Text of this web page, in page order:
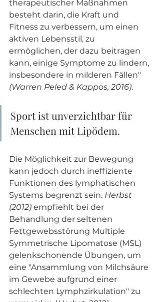
therapeutischer Maßnahmen
besteht darin, die Kraft und
Fitness zu verbessern, um einen
aktiven Lebensstil, zu
ermöglichen, der dazu beitragen
kann, einige Symptome zu lindern,
insbesondere in milderen Fällen"
(Warren Peled & Kappos, 2016).
Sport ist unverzichtbar für
Menschen mit Lipödem.
Die Möglichkeit zur Bewegung
kann jedoch durch ineffiziente
Funktionen des lymphatischen
Systems begrenzt sein. Herbst
(2012) empfiehlt bei der
Behandlung der seltenen
Fettgewebsstörung Multiple
Symmetrische Lipomatose (MSL)
gelenkschonende Übungen, um
eine "Ansammlung von Milchsäure
im Gewebe aufgrund einer
schlechten Lymphzirkulation" zu